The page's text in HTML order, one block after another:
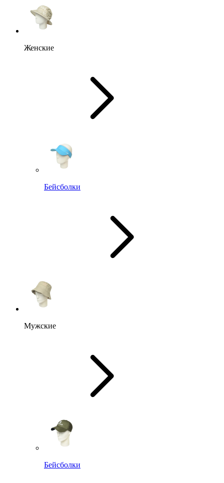
Женские
Бейсболки
Мужские
Бейсболки